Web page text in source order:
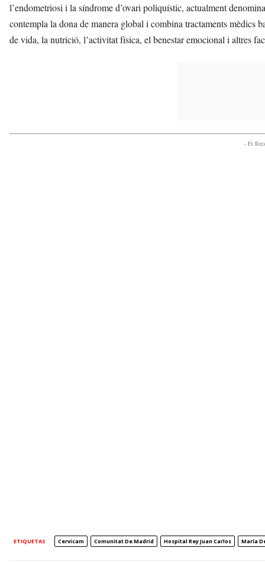
l’endometriosi i la síndrome d’ovari poliquístic, actualment
contempla la dona de manera global i combina tractaments mèdics
de vida, la nutrició, l’activitat física, el benestar emocional i altres
- Et
ETIQUETAS Cervicam Comunitat De Madrid Hospital Rey Juan Carlos María